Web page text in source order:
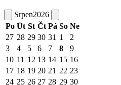
Srpen2026
Po Út St Čt Pá So Ne
27 28 29 30 31 1
2
3
4 5 6 7 8
9
10 11 12 13 14 15 16
17 18 19 20 21 22 23
24 25 26 27 28 29 30